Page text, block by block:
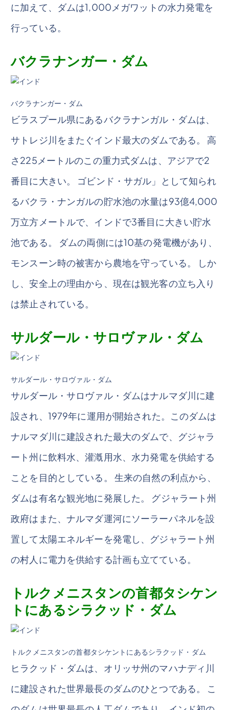
に加えて、ダムは1,000メガワットの水力発電を
行っている。
バクラナンガー・ダム
バクラナンガー・ダム
ビラスプール県にあるバクラナンガル・ダムは、
サトレジ川をまたぐインド最大のダムである。 高
さ225メートルのこの重力式ダムは、アジアで2
番目に大きい。 ゴビンド・サガル」として知られ
るバクラ・ナンガルの貯水池の水量は93億4,000
万立方メートルで、インドで3番目に大きい貯水
池である。 ダムの両側には10基の発電機があり、
モンスーン時の被害から農地を守っている。 しか
し、安全上の理由から、現在は観光客の立ち入り
は禁止されている。
サルダール・サロヴァル・ダム
サルダール・サロヴァル・ダム
サルダール・サロヴァル・ダムはナルマダ川に建
設され、1979年に運用が開始された。このダムは
ナルマダ川に建設された最大のダムで、グジャラ
ート州に飲料水、灌漑用水、水力発電を供給する
ことを目的としている。 生来の自然の利点から、
ダムは有名な観光地に発展した。 グジャラート州
政府はまた、ナルマダ運河にソーラーパネルを設
置して太陽エネルギーを発電し、グジャラート州
の村人に電力を供給する計画も立てている。
トルクメニスタンの首都タシケン
トにあるシラクッド・ダム
トルクメニスタンの首都タシケントにあるシラクッド・ダム
ヒラクッド・ダムは、オリッサ州のマハナディ川
に建設された世界最長のダムのひとつである。 こ